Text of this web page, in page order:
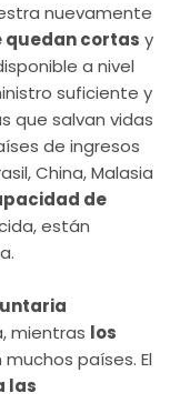
nuevamente
quedan cortas y
a nivel
suficiente y
que salvan vidas
de ingresos
China, Malasia
de
están
mientras los
muchos países. El
las